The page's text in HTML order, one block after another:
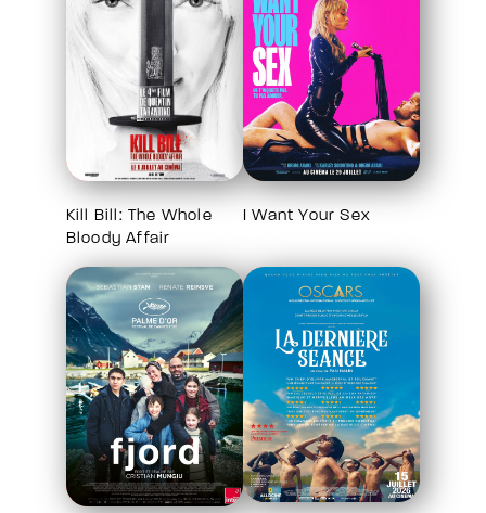
Kill Bill: The Whole
Bloody Affair
I Want Your Sex